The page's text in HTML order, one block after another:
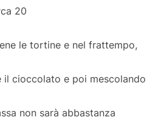
20
le tortine e nel frattempo,
il cioccolato e poi mescolando
non sarà abbastanza